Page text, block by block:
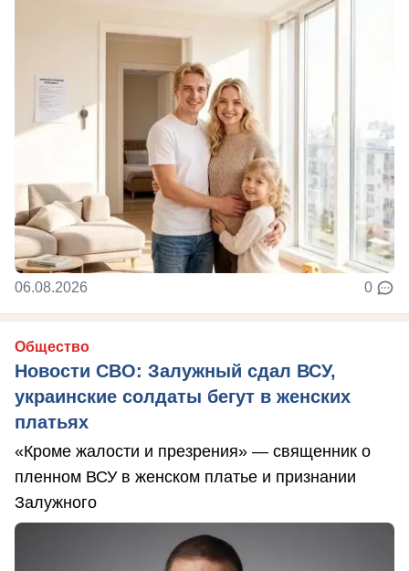
06.08.2026 0
Общество
Новости СВО: Залужный сдал ВСУ,
украинские солдаты бегут в женских
платьях
«Кроме жалости и презрения» — священник о
пленном ВСУ в женском платье и признании
Залужного